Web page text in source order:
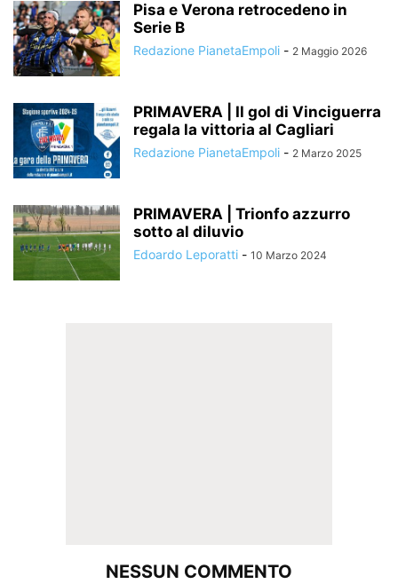
Pisa e Verona retrocedeno in
Serie B
Redazione PianetaEmpoli - 2 Maggio 2026
PRIMAVERA | Il gol di Vinciguerra
regala la vittoria al Cagliari
Redazione PianetaEmpoli - 2 Marzo 2025
PRIMAVERA | Trionfo azzurro
sotto al diluvio
Edoardo Leporatti - 10 Marzo 2024
NESSUN COMMENTO